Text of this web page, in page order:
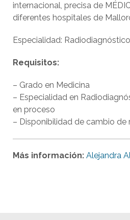
internacional, precisa de
diferentes hospitales de
Especialidad: Radiodiagnóstico
Requisitos:
– Grado en Medicina
– Especialidad en
en proceso
– Disponibilidad de cambio de
Más información: Alejandra